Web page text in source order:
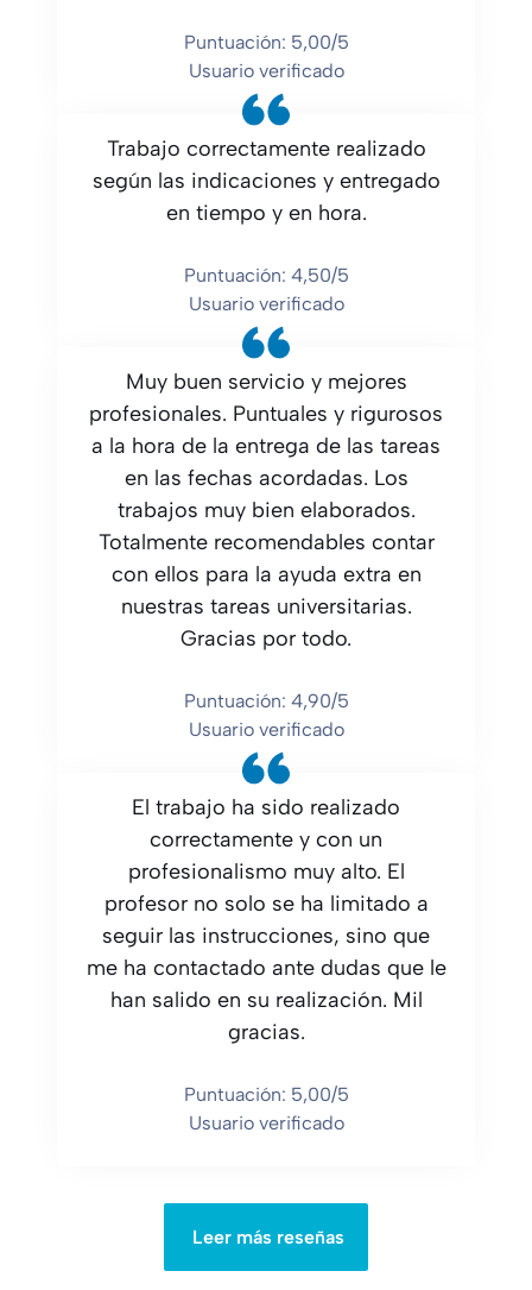
Puntuación: 5,00/5
Usuario verificado
Trabajo correctamente realizado
según las indicaciones y entregado
en tiempo y en hora.
Puntuación: 4,50/5
Usuario verificado
Muy buen servicio y mejores
profesionales. Puntuales y rigurosos
a la hora de la entrega de las tareas
en las fechas acordadas. Los
trabajos muy bien elaborados.
Totalmente recomendables contar
con ellos para la ayuda extra en
nuestras tareas universitarias.
Gracias por todo.
Puntuación: 4,90/5
Usuario verificado
El trabajo ha sido realizado
correctamente y con un
profesionalismo muy alto. El
profesor no solo se ha limitado a
seguir las instrucciones, sino que
me ha contactado ante dudas que le
han salido en su realización. Mil
gracias.
Puntuación: 5,00/5
Usuario verificado
Leer más reseñas